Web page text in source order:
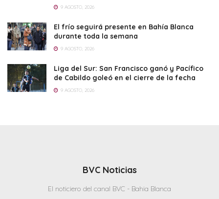
9 AGOSTO, 2026
El frío seguirá presente en Bahía Blanca
durante toda la semana
9 AGOSTO, 2026
Liga del Sur: San Francisco ganó y Pacífico
de Cabildo goleó en el cierre de la fecha
9 AGOSTO, 2026
BVC Noticias
El noticiero del canal BVC - Bahia Blanca